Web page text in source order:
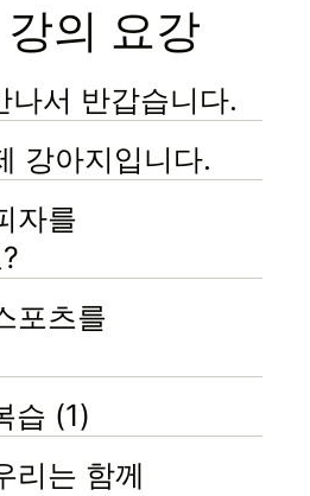
의 요강
나서 반갑습니다.
강아지입니다.
자를
포츠를
습 (1)
리는 함께